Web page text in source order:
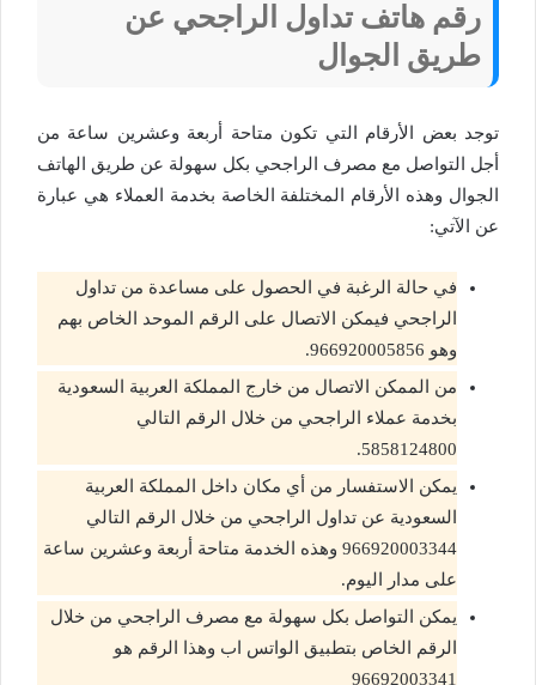
رقم هاتف تداول الراجحي عن
طريق الجوال
توجد بعض الأرقام التي تكون متاحة أربعة وعشرين ساعة من
أجل التواصل مع مصرف الراجحي بكل سهولة عن طريق الهاتف
الجوال وهذه الأرقام المختلفة الخاصة بخدمة العملاء هي عبارة
عن الآتي:
في حالة الرغبة في الحصول على مساعدة من تداول
الراجحي فيمكن الاتصال على الرقم الموحد الخاص بهم
وهو 966920005856.
من الممكن الاتصال من خارج المملكة العربية السعودية
بخدمة عملاء الراجحي من خلال الرقم التالي
5858124800.
يمكن الاستفسار من أي مكان داخل المملكة العربية
السعودية عن تداول الراجحي من خلال الرقم التالي
966920003344 وهذه الخدمة متاحة أربعة وعشرين ساعة
على مدار اليوم.
يمكن التواصل بكل سهولة مع مصرف الراجحي من خلال
الرقم الخاص بتطبيق الواتس اب وهذا الرقم هو
96692003341